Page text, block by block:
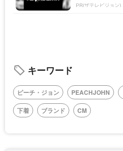
PR(ザテレビジョン)
キーワード
ピーチ・ジョン PEACHJOHN
下着
ブランド CM